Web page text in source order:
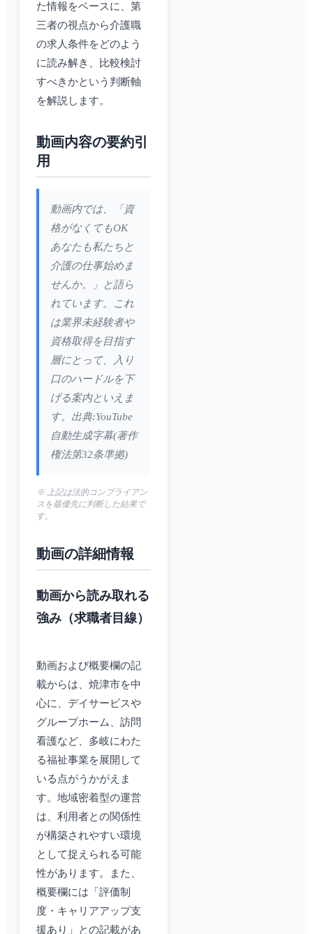
た情報をベースに、第
三者の視点から介護職
の求人条件をどのよう
に読み解き、比較検討
すべきかという判断軸
を解説します。
動画内容の要約引
用
動画内では、「資
格がなくてもOK
あなたも私たちと
介護の仕事始めま
せんか。」と語ら
れています。これ
は業界未経験者や
資格取得を目指す
層にとって、入り
口のハードルを下
げる案内といえま
す。出典:YouTube
自動生成字幕(著作
権法第32条準拠)
※ 上記は法的コンプライアン
スを最優先に判断した結果で
す。
動画の詳細情報
動画から読み取れる
強み（求職者目線）
動画および概要欄の記
載からは、焼津市を中
心に、デイサービスや
グループホーム、訪問
看護など、多岐にわた
る福祉事業を展開して
いる点がうかがえま
す。地域密着型の運営
は、利用者との関係性
が構築されやすい環境
として捉えられる可能
性があります。また、
概要欄には「評価制
度・キャリアアップ支
援あり」との記載があ